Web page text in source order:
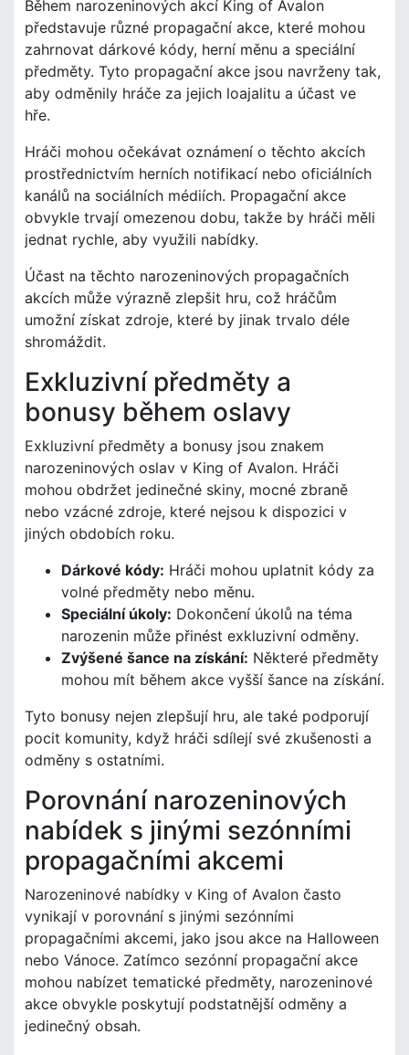
Během narozeninových akcí King of Avalon
představuje různé propagační akce, které mohou
zahrnovat dárkové kódy, herní měnu a speciální
předměty. Tyto propagační akce jsou navrženy tak,
aby odměnily hráče za jejich loajalitu a účast ve
hře.
Hráči mohou očekávat oznámení o těchto akcích
prostřednictvím herních notifikací nebo oficiálních
kanálů na sociálních médiích. Propagační akce
obvykle trvají omezenou dobu, takže by hráči měli
jednat rychle, aby využili nabídky.
Účast na těchto narozeninových propagačních
akcích může výrazně zlepšit hru, což hráčům
umožní získat zdroje, které by jinak trvalo déle
shromáždit.
Exkluzivní předměty a
bonusy během oslavy
Exkluzivní předměty a bonusy jsou znakem
narozeninových oslav v King of Avalon. Hráči
mohou obdržet jedinečné skiny, mocné zbraně
nebo vzácné zdroje, které nejsou k dispozici v
jiných obdobích roku.
Dárkové kódy: Hráči mohou uplatnit kódy za
volné předměty nebo měnu.
Speciální úkoly: Dokončení úkolů na téma
narozenin může přinést exkluzivní odměny.
Zvýšené šance na získání: Některé předměty
mohou mít během akce vyšší šance na získání.
Tyto bonusy nejen zlepšují hru, ale také podporují
pocit komunity, když hráči sdílejí své zkušenosti a
odměny s ostatními.
Porovnání narozeninových
nabídek s jinými sezónními
propagačními akcemi
Narozeninové nabídky v King of Avalon často
vynikají v porovnání s jinými sezónními
propagačními akcemi, jako jsou akce na Halloween
nebo Vánoce. Zatímco sezónní propagační akce
mohou nabízet tematické předměty, narozeninové
akce obvykle poskytují podstatnější odměny a
jedinečný obsah.